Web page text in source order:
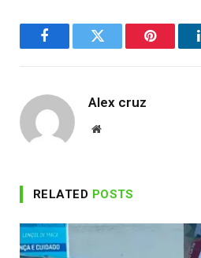
FacebookTwitter Pinterest
Alex cruz
Website
RELATED POSTS